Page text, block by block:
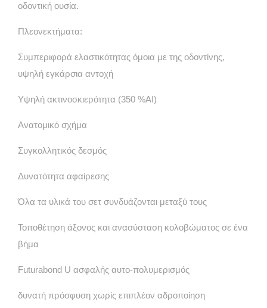
οδοντική ουσία.
Πλεονεκτήματα:
Συμπεριφορά ελαστικότητας όμοια με της οδοντίνης,
υψηλή εγκάρσια αντοχή
Υψηλή ακτινοσκιερότητα (350 %AI)
Ανατομικό σχήμα
Συγκολλητικός δεσμός
Δυνατότητα αφαίρεσης
Όλα τα υλικά του σετ συνδυάζονται μεταξύ τους
Τοποθέτηση άξονος και ανασύσταση κολοβώματος σε ένα
βήμα
Futurabond U ασφαλής αυτο-πολυμερισμός
δυνατή πρόσφυση χωρίς επιπλέον αδροποίηση